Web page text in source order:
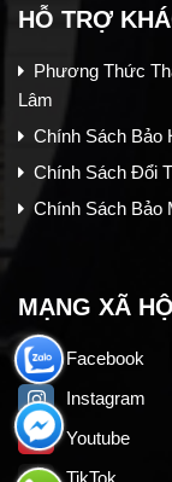
HỖ TRỢ
Phương Thức
Lâm
Chính Sách Bảo
Chính Sách Đổi
Chính Sách Bảo
MẠNG XÃ
Facebook
Instagram
Youtube